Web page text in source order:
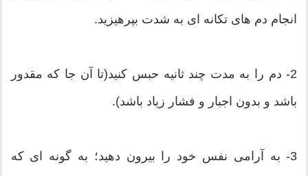
انجام دم های تکانه ای به شدت بپرهیزید.
2- دم را به مدت چند ثانیه حبس کنید(تا آن جا که مقدور
باشد و بدون اجبار و فشار زیاد باشد).
3- به آرامی نفس خود را بیرون دهید؛ به گونه ای که